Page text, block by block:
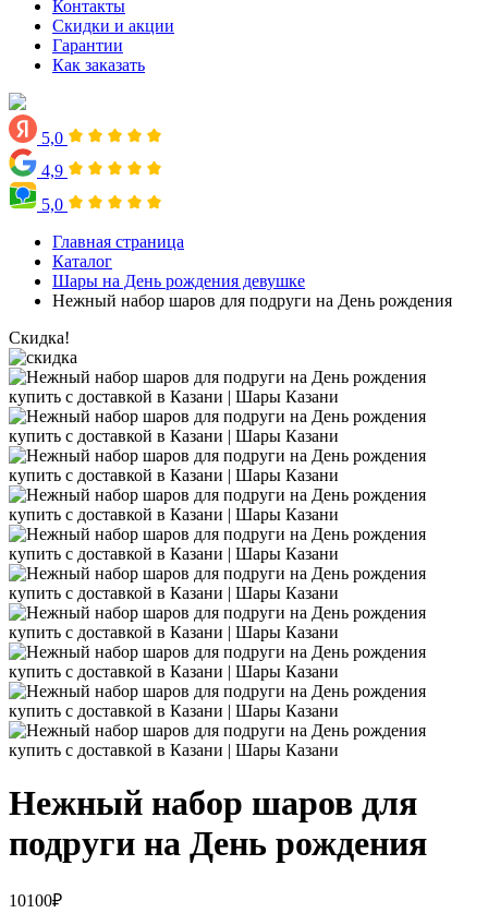
Контакты
Скидки и акции
Гарантии
Как заказать
5,0
4,9
5,0
Главная страница
Каталог
Шары на День рождения девушке
Нежный набор шаров для подруги на День рождения
Скидка!
Нежный набор шаров для
подруги на День рождения
10100₽